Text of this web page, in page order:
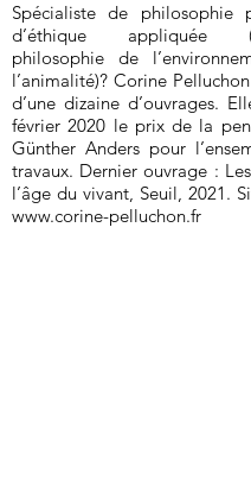
Spécialiste de philosophie
d’éthique appliquée
philosophie de
l’animalité)? Corine
d’une dizaine d’ouvrages.
février 2020 le prix de la
Günther Anders pour
travaux. Dernier ouvrage :
l’âge du vivant, Seuil, 2021.
www.corine-pelluchon.fr